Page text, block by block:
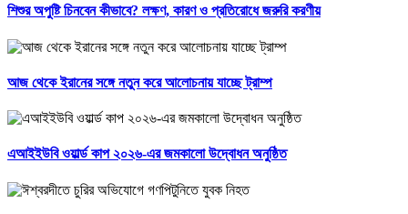
শিশুর অপুষ্টি চিনবেন কীভাবে? লক্ষণ, কারণ ও প্রতিরোধে জরুরি করণীয়
আজ থেকে ইরানের সঙ্গে নতুন করে আলোচনায় যাচ্ছে ট্রাম্প
এআইইউবি ওয়ার্ল্ড কাপ ২০২৬-এর জমকালো উদ্বোধন অনুষ্ঠিত